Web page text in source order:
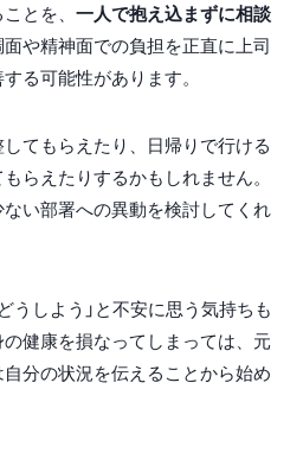
とを、 一人で抱え込まずに相談
や精神面での負担を正直に上司
る可能性があります。
てもらえたり、日帰りで行ける
らえたりするかもしれません。
い部署への異動を検討してくれ
うしよう」と不安に思う気持ちも
健康を損なってしまっては、元
分の状況を伝えることから始め